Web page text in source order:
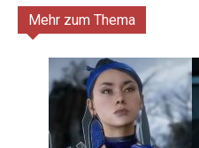
Mehr zum Thema